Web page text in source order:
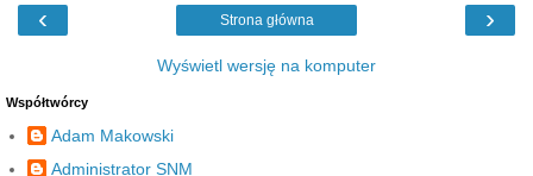
‹ ›
Strona główna
Wyświetl wersję na komputer
Współtwórcy
Adam Makowski
Administrator SNM